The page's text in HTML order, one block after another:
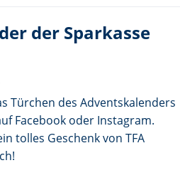
der Sparkasse
Türchen des Adventskalenders
Facebook oder Instagram.
tolles Geschenk von TFA